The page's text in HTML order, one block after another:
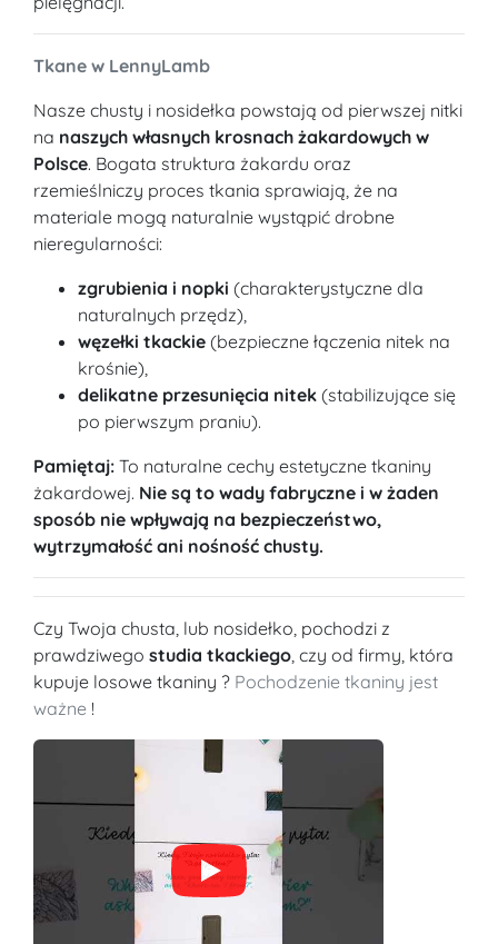
Tkane w LennyLamb
Nasze chusty i nosidełka powstają od pierwszej nitki
na naszych własnych krosnach żakardowych w
Polsce. Bogata struktura żakardu oraz
rzemieślniczy proces tkania sprawiają, że na
materiale mogą naturalnie wystąpić drobne
nieregularności:
zgrubienia i nopki (charakterystyczne dla
naturalnych przędz),
węzełki tkackie (bezpieczne łączenia nitek na
krośnie),
delikatne przesunięcia nitek (stabilizujące się
po pierwszym praniu).
Pamiętaj: To naturalne cechy estetyczne tkaniny
żakardowej. Nie są to wady fabryczne i w żaden
sposób nie wpływają na bezpieczeństwo,
wytrzymałość ani nośność chusty.
Czy Twoja chusta, lub nosidełko, pochodzi z
prawdziwego studia tkackiego , czy od firmy, która
kupuje losowe tkaniny ? Pochodzenie tkaniny jest
ważne !